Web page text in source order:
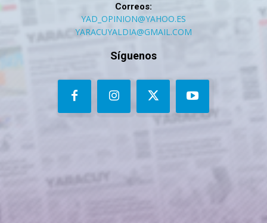
Correos:
YAD_OPINION@YAHOO.ES
YARACUYALDIA@GMAIL.COM
Síguenos